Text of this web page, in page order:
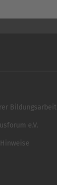
Bildungsarbeit
e.V.